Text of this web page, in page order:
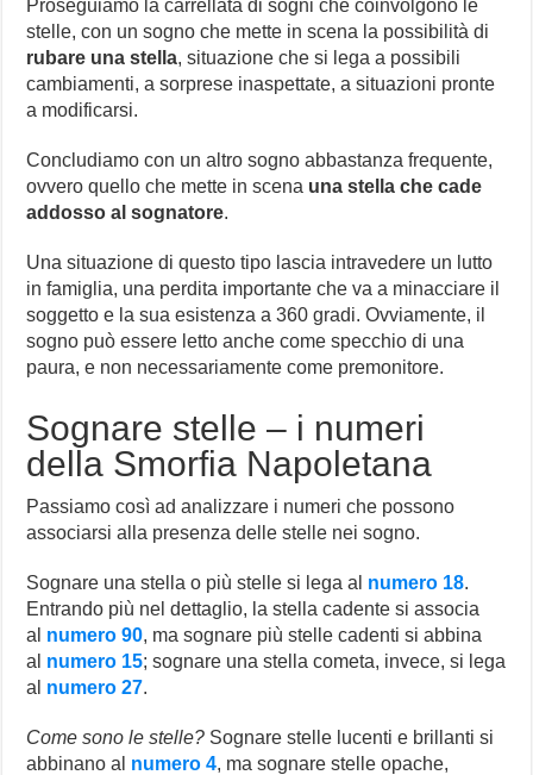
Proseguiamo la carrellata di sogni che coinvolgono le
stelle, con un sogno che mette in scena la possibilità di
rubare una stella, situazione che si lega a possibili
cambiamenti, a sorprese inaspettate, a situazioni pronte
a modificarsi.
Concludiamo con un altro sogno abbastanza frequente,
ovvero quello che mette in scena una stella che cade
addosso al sognatore.
Una situazione di questo tipo lascia intravedere un lutto
in famiglia, una perdita importante che va a minacciare il
soggetto e la sua esistenza a 360 gradi. Ovviamente, il
sogno può essere letto anche come specchio di una
paura, e non necessariamente come premonitore.
Sognare stelle – i numeri
della Smorfia Napoletana
Passiamo così ad analizzare i numeri che possono
associarsi alla presenza delle stelle nei sogno.
Sognare una stella o più stelle si lega al numero 18.
Entrando più nel dettaglio, la stella cadente si associa
al numero 90, ma sognare più stelle cadenti si abbina
al numero 15; sognare una stella cometa, invece, si lega
al numero 27.
Come sono le stelle? Sognare stelle lucenti e brillanti si
abbinano al numero 4, ma sognare stelle opache,